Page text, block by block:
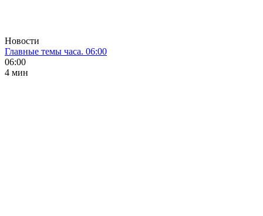
Новости
Главные темы часа. 06:00
06:00
4 мин